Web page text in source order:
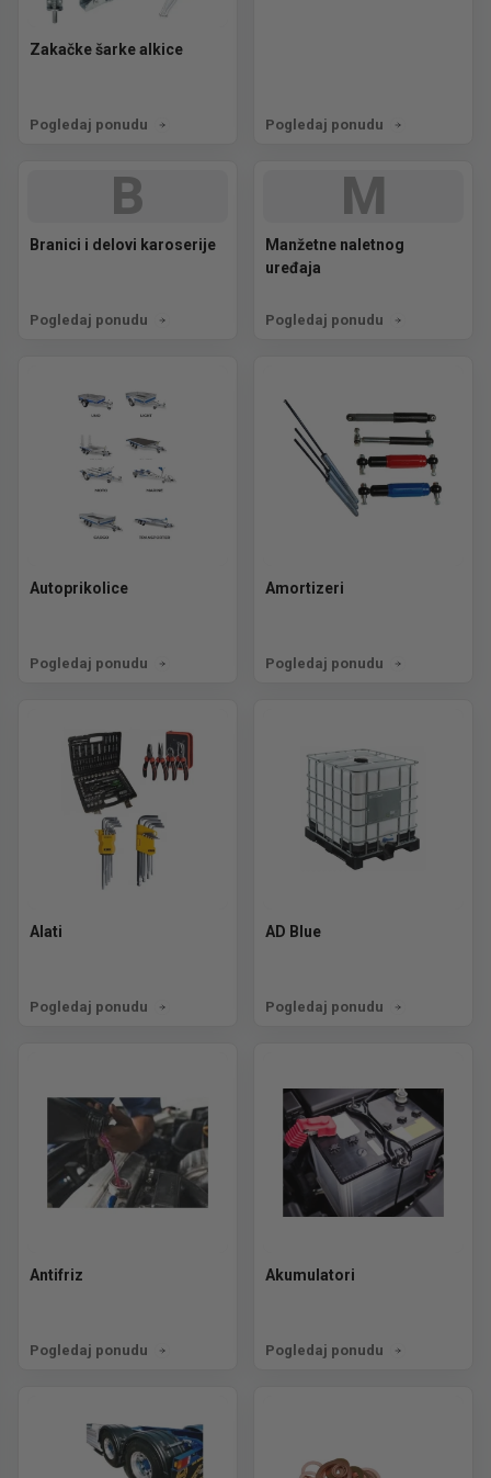
Zakačke šarke alkice
Pogledaj ponudu Pogledaj ponudu
B
Branici i delovi karoserije
Pogledaj ponudu
M
Manžetne naletnog
uređaja
Pogledaj ponudu
Autoprikolice
Pogledaj ponudu
Amortizeri
Pogledaj ponudu
Alati
Pogledaj ponudu
AD Blue
Pogledaj ponudu
Antifriz
Pogledaj ponudu
Akumulatori
Pogledaj ponudu